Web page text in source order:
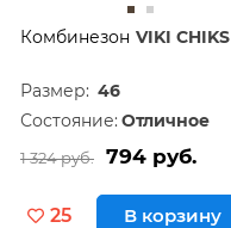
Комбинезон VIKI CHIKS
Размер: 46
Состояние: Отличное
1 324 руб. 794 руб.
25 В корзину